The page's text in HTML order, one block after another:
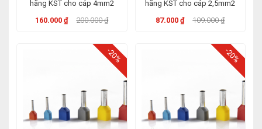
hãng KST cho cáp 4mm2
160.000 ₫
200.000 ₫
hãng KST cho cáp 2,5mm2
87.000 ₫
109.000 ₫
-20% -20%